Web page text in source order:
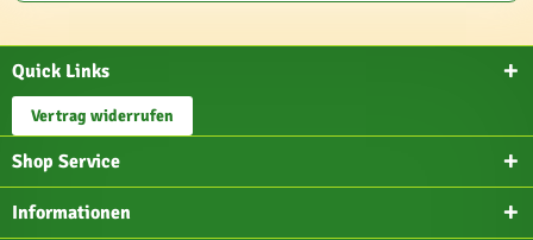
Quick Links
Vertrag widerrufen
Shop Service
Informationen